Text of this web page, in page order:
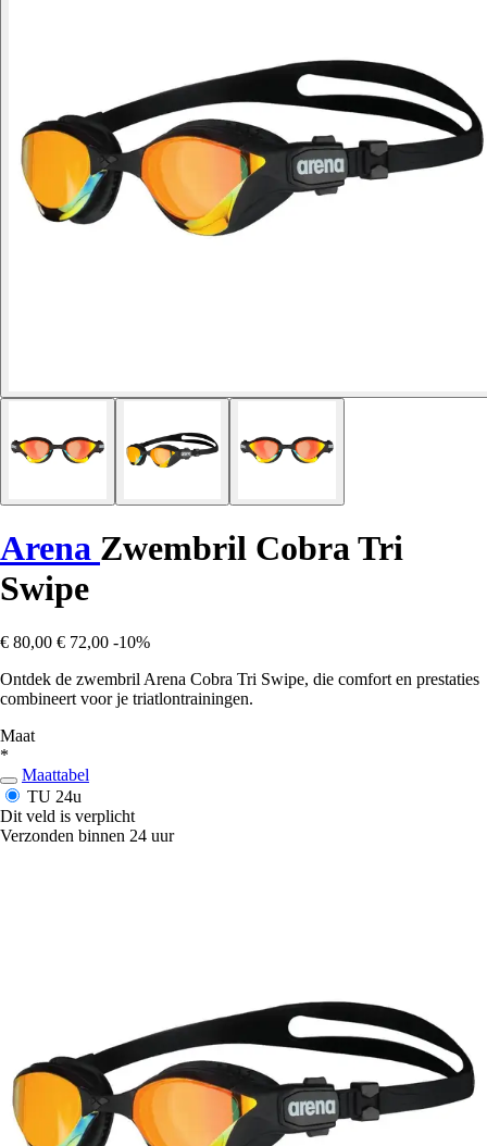
Arena Zwembril Cobra Tri
Swipe
€ 80,00 € 72,00 -10%
Ontdek de zwembril Arena Cobra Tri Swipe, die comfort en prestaties
combineert voor je triatlontrainingen.
Maat
*
Maattabel
TU 24u
Dit veld is verplicht
Verzonden binnen 24 uur